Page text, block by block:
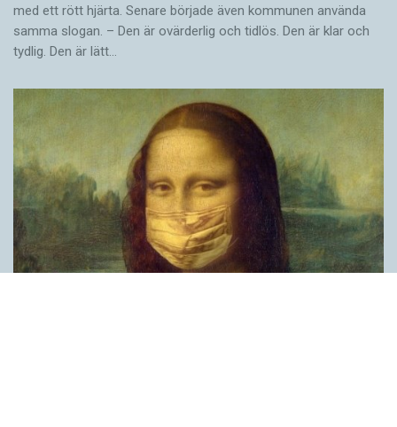
med ett rött hjärta. Senare började även kommunen använda
samma slogan. – Den är ovärderlig och tidlös. Den är klar och
tydlig. Den är lätt…